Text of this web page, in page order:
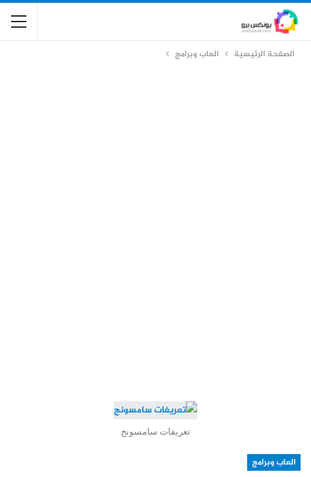
الصفحة الرئيسية العاب وبرامج
تعريفات سامسونج
العاب وبرامج